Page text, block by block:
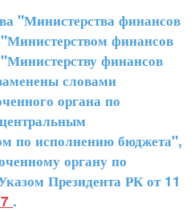
"Министерства финансов
финансов
финансов
словами
органа по
по исполнению бюджета",
органу по
Президента РК от 11
.